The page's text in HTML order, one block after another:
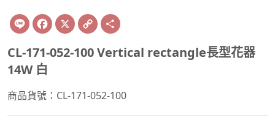
Line Facebook
X Copy
Link
CL-171-052-100 Vertical rectangle長型花器
14W 白
商品貨號：CL-171-052-100